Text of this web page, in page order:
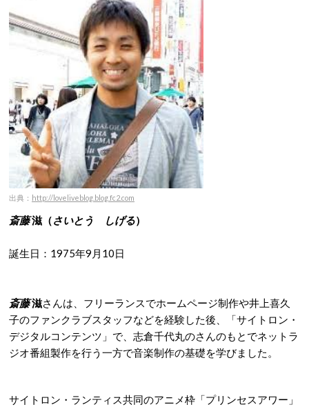
出典： http://loveliveblog.blog.fc2.com
斎藤滋（さいとう しげる）
誕生日：1975年9月10日
斎藤滋さんは、フリーランスでホームページ制作や井上喜久
子のファンクラブスタッフなどを経験した後、「サイトロン・
デジタルコンテンツ」で、志倉千代丸のさんのもとでネットラ
ジオ番組製作を行う一方で音楽制作の基礎を学びました。
サイトロン・ランティス共同のアニメ枠「プリンセスアワー」